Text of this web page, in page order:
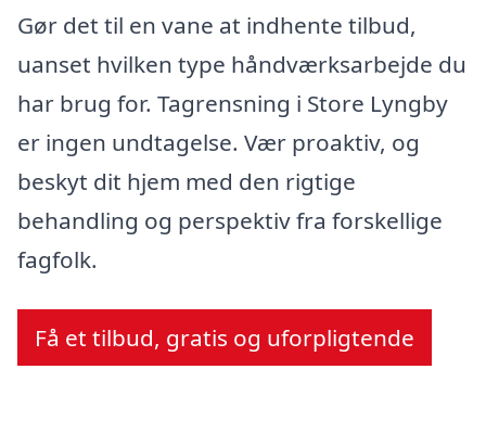
Gør det til en vane at indhente tilbud,
uanset hvilken type håndværksarbejde du
har brug for. Tagrensning i Store Lyngby
er ingen undtagelse. Vær proaktiv, og
beskyt dit hjem med den rigtige
behandling og perspektiv fra forskellige
fagfolk.
Få et tilbud, gratis og uforpligtende